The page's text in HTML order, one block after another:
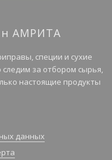
АМРИТА
специи и сухие
за отбором сырья,
настоящие продукты
данных